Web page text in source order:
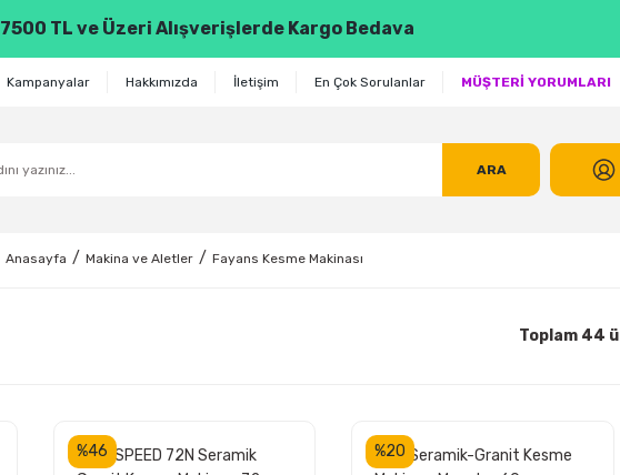
7500 TL ve Üzeri Alışverişlerde Kargo Bedava
Kampanyalar Hakkımızda İletişim En Çok Sorulanlar MÜŞTERİ YORUMLARI
ARA
Anasayfa Makina ve Aletler Fayans Kesme Makinası
Toplam 44
%46
RUBİ SPEED 72N Seramik
%20
SGS Seramik-Granit Kesme